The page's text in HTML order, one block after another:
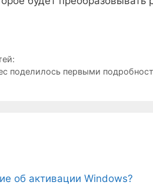
поделилось первыми
об активации Windows?